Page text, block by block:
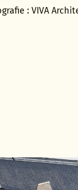
poort met
van
hoge
: VIVA